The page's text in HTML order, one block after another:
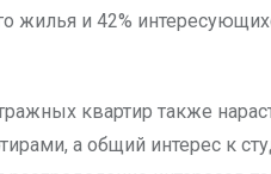
жилья и 42%
квартир также
а общий интерес к